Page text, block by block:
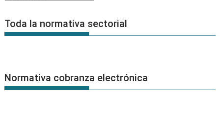
Noticias
Toda la normativa sectorial
Normativa cobranza electrónica